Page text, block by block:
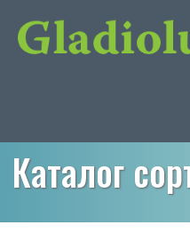
Каталог